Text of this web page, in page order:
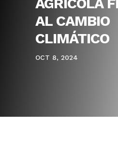
AL CAMBIO
CLIMÁTICO
OCT 8, 2024